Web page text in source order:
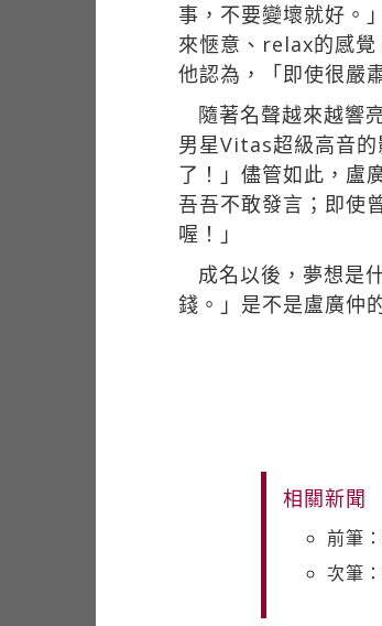
事，不要變壞就好。
來愜意、relax的感
他認為，「即使很嚴
隨著名聲越來越響
男星Vitas超級高音
了！」儘管如此，盧
吾吾不敢發言；即使
喔！」
成名以後，夢想是
錢。」是不是盧廣仲
相關新聞
前筆
次筆